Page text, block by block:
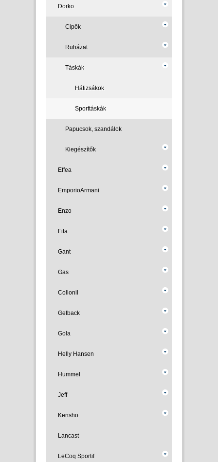
Dorko
Cipők
Ruházat
Táskák
Hátizsákok
Sporttáskák
Papucsok, szandálok
Kiegészítők
Effea
EmporioArmani
Enzo
Fila
Gant
Gas
Collonil
Getback
Gola
Helly Hansen
Hummel
Jeff
Kensho
Lancast
LeCoq Sportif